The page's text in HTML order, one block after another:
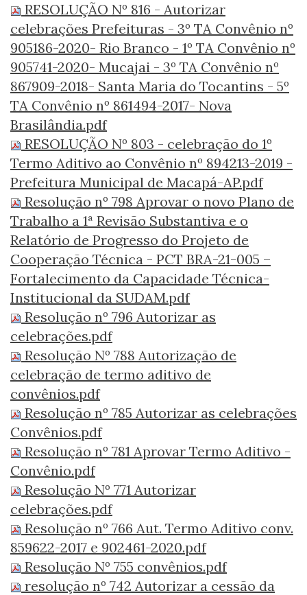
RESOLUÇÃO Nº 816 - Autorizar
celebrações Prefeituras - 3º TA Convênio nº
905186-2020- Rio Branco - 1º TA Convênio nº
905741-2020- Mucajai - 3º TA Convênio nº
867909-2018- Santa Maria do Tocantins - 5º
TA Convênio nº 861494-2017- Nova
Brasilândia.pdf
RESOLUÇÃO Nº 803 - celebração do 1º
Termo Aditivo ao Convênio nº 894213-2019 -
Prefeitura Municipal de Macapá-AP.pdf
Resolução nº 798 Aprovar o novo Plano de
Trabalho a 1ª Revisão Substantiva e o
Relatório de Progresso do Projeto de
Cooperação Técnica - PCT BRA-21-005 –
Fortalecimento da Capacidade Técnica-
Institucional da SUDAM.pdf
Resolução nº 796 Autorizar as
celebrações.pdf
Resolução Nº 788 Autorização de
celebração de termo aditivo de
convênios.pdf
Resolução nº 785 Autorizar as celebrações
Convênios.pdf
Resolução nº 781 Aprovar Termo Aditivo -
Convênio.pdf
Resolução Nº 771 Autorizar
celebrações.pdf
Resolução nº 766 Aut. Termo Aditivo conv.
859622-2017 e 902461-2020.pdf
Resolução Nº 755 convênios.pdf
resolução nº 742 Autorizar a cessão da